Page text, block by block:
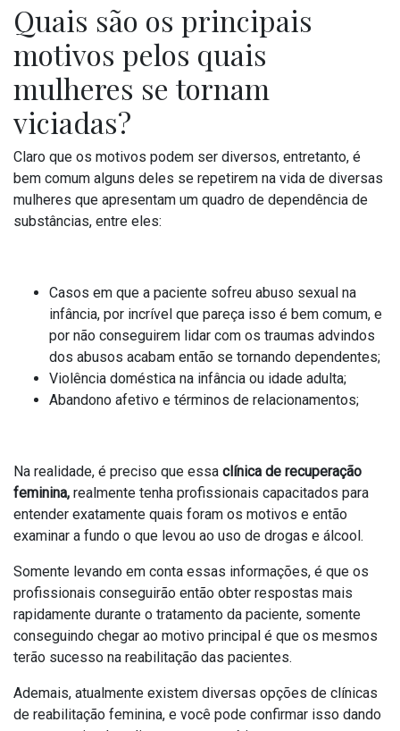
Quais são os principais
motivos pelos quais
mulheres se tornam
viciadas?
Claro que os motivos podem ser diversos, entretanto, é
bem comum alguns deles se repetirem na vida de diversas
mulheres que apresentam um quadro de dependência de
substâncias, entre eles:
Casos em que a paciente sofreu abuso sexual na
infância, por incrível que pareça isso é bem comum, e
por não conseguirem lidar com os traumas advindos
dos abusos acabam então se tornando dependentes;
Violência doméstica na infância ou idade adulta;
Abandono afetivo e términos de relacionamentos;
Na realidade, é preciso que essa clínica de recuperação
feminina, realmente tenha profissionais capacitados para
entender exatamente quais foram os motivos e então
examinar a fundo o que levou ao uso de drogas e álcool.
Somente levando em conta essas informações, é que os
profissionais conseguirão então obter respostas mais
rapidamente durante o tratamento da paciente, somente
conseguindo chegar ao motivo principal é que os mesmos
terão sucesso na reabilitação das pacientes.
Ademais, atualmente existem diversas opções de clínicas
de reabilitação feminina, e você pode confirmar isso dando